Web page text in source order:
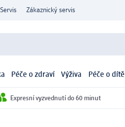
Servis Zákaznický servis
Péče o zdraví Výživa Péče o dítě
Expresní vyzvednutí do 60 minut